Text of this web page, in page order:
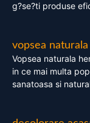
g?se?ti produse
vopsea
Vopsea naturala
in ce mai multa
sanatoasa si